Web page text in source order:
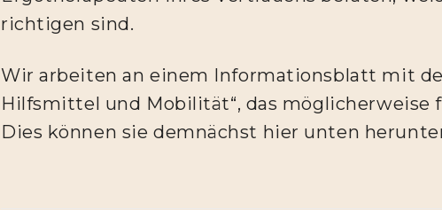
richtigen sind.
Wir arbeiten an einem Informationsblatt mit
Hilfsmittel und Mobilität“, das möglicherweise
Dies können sie demnächst hier unten